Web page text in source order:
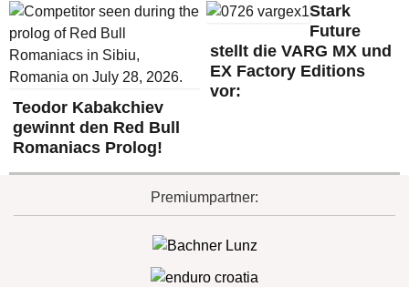
Teodor Kabakchiev
gewinnt den Red Bull
Romaniacs Prolog!
Stark
Future
stellt die VARG MX und
EX Factory Editions
vor:
Premiumpartner: